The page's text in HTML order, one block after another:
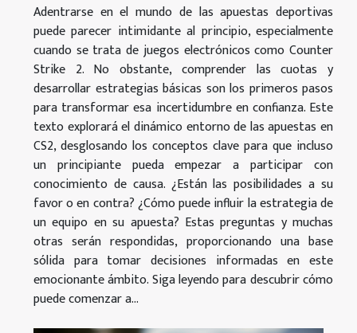
Adentrarse en el mundo de las apuestas deportivas
puede parecer intimidante al principio, especialmente
cuando se trata de juegos electrónicos como Counter
Strike 2. No obstante, comprender las cuotas y
desarrollar estrategias básicas son los primeros pasos
para transformar esa incertidumbre en confianza. Este
texto explorará el dinámico entorno de las apuestas en
CS2, desglosando los conceptos clave para que incluso
un principiante pueda empezar a participar con
conocimiento de causa. ¿Están las posibilidades a su
favor o en contra? ¿Cómo puede influir la estrategia de
un equipo en su apuesta? Estas preguntas y muchas
otras serán respondidas, proporcionando una base
sólida para tomar decisiones informadas en este
emocionante ámbito. Siga leyendo para descubrir cómo
puede comenzar a...